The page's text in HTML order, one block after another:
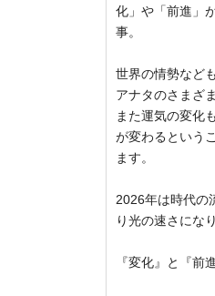
化」や「前進」
事。
世界の情勢など
アナタのさまざ
また運気の変化
が変わるという
ます。
2026年は時代の
り光の速さにな
『変化』と『前進